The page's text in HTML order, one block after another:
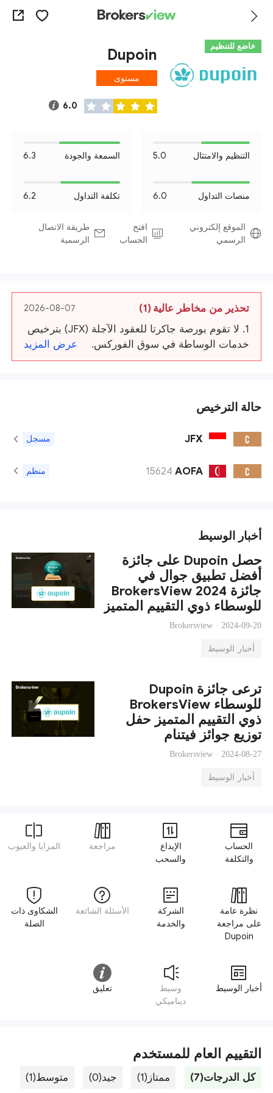
خاضع للتنظيم Dupoin
مستوى
6.0
التنظيم والامتثال 5.0 السمعة والجودة 6.3
منصات التداول 6.0 تكلفة التداول 6.2
الموقع إلكتروني
الرسمي
افتح
الحساب
طريقة الاتصال
الرسمية
تحذير من مخاطر عالية(1)
2026-08-07
1. لا تقوم بورصة جاكرتا للعقود الآجلة (JFX) بترخيص
خدمات الوساطة في سوق الفوركس.
عرض المزيد
حالة الترخيص
C
JFX مسجل
C
AOFA
15624 منظم
أخبار الوسيط
حصل Dupoin على جائزة
أفضل تطبيق جوال في
جائزة BrokersView 2024
للوسطاء ذوي التقييم المتميز
حفل توزيع جوائز فيتنام
Brokersview · 2024-09-20
أخبار الوسيط
Dupoin ترعى جائزة
BrokersView للوسطاء
ذوي التقييم المتميز حفل
توزيع جوائز فيتنام
Brokersview · 2024-08-27
أخبار الوسيط
الحساب
والتكلفة
الإيداع
والسحب
مراجعة المزايا والعيوب
نظرة عامة
على مراجعة
Dupoin
الشركة
والخدمة
الأسئلة الشائعة
الشكاوى ذات
الصلة
أخبار الوسيط
وسيط
ديناميكي
تعليق
التقييم العام للمستخدم
كل الدرجات(7) ممتاز(1) جيد(0) متوسط(1)